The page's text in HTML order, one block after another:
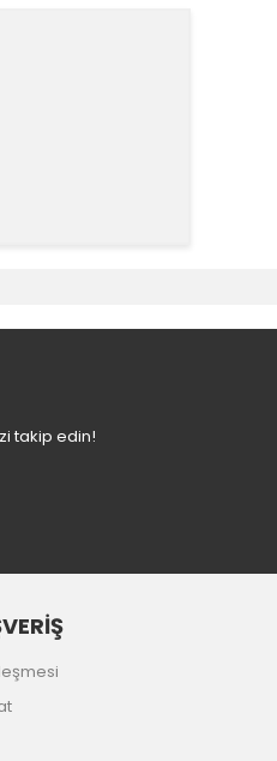
takip edin!